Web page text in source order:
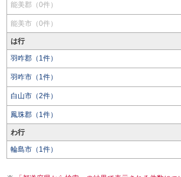
能美郡（0件）
能美市（0件）
は行
羽咋郡（1件）
羽咋市（1件）
白山市（2件）
鳳珠郡（1件）
わ行
輪島市（1件）